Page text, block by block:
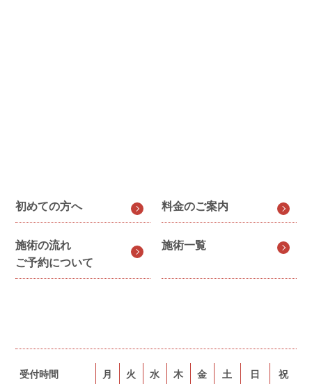
初めての方へ 料金のご案内
施術の流れ
ご予約について
施術一覧
受付時間 月 火 水 木 金 土 日 祝